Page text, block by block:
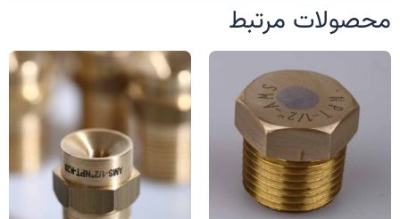
محصولات مرتبط